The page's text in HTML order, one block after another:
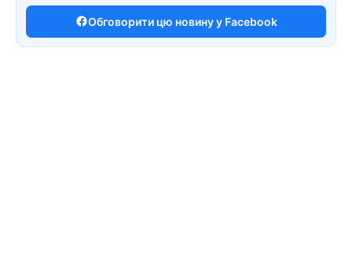
Обговорити цю новину у Facebook